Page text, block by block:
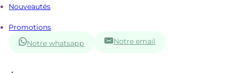
Nouveautés
Promotions
Notre whatsapp
Notre email